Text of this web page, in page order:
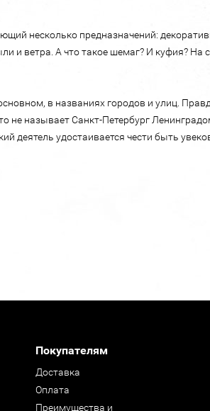
несколько предназначений:
и ветра. А что такое шемаг? И куфия? На
в названиях городов и улиц.
не называет Санкт-Петербург
деятель удостаивается чести быть
Покупателям
Доставка
Оплата
Преимущества и